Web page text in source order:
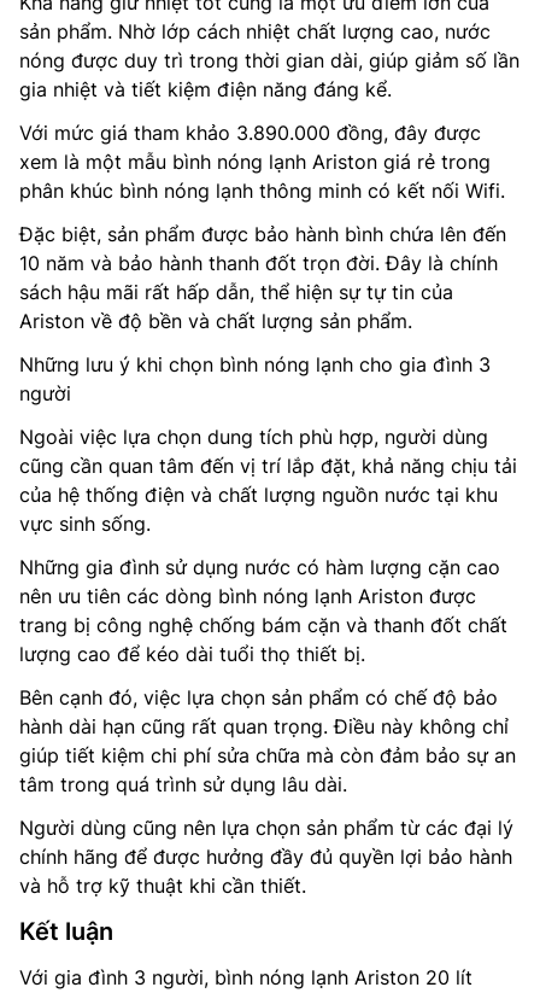
sản phẩm. Nhờ lớp cách nhiệt chất lượng cao, nước
nóng được duy trì trong thời gian dài, giúp giảm số lần
gia nhiệt và tiết kiệm điện năng đáng kể.
Với mức giá tham khảo 3.890.000 đồng, đây được
xem là một mẫu bình nóng lạnh Ariston giá rẻ trong
phân khúc bình nóng lạnh thông minh có kết nối Wifi.
Đặc biệt, sản phẩm được bảo hành bình chứa lên đến
10 năm và bảo hành thanh đốt trọn đời. Đây là chính
sách hậu mãi rất hấp dẫn, thể hiện sự tự tin của
Ariston về độ bền và chất lượng sản phẩm.
Những lưu ý khi chọn bình nóng lạnh cho gia đình 3
người
Ngoài việc lựa chọn dung tích phù hợp, người dùng
cũng cần quan tâm đến vị trí lắp đặt, khả năng chịu tải
của hệ thống điện và chất lượng nguồn nước tại khu
vực sinh sống.
Những gia đình sử dụng nước có hàm lượng cặn cao
nên ưu tiên các dòng bình nóng lạnh Ariston được
trang bị công nghệ chống bám cặn và thanh đốt chất
lượng cao để kéo dài tuổi thọ thiết bị.
Bên cạnh đó, việc lựa chọn sản phẩm có chế độ bảo
hành dài hạn cũng rất quan trọng. Điều này không chỉ
giúp tiết kiệm chi phí sửa chữa mà còn đảm bảo sự an
tâm trong quá trình sử dụng lâu dài.
Người dùng cũng nên lựa chọn sản phẩm từ các đại lý
chính hãng để được hưởng đầy đủ quyền lợi bảo hành
và hỗ trợ kỹ thuật khi cần thiết.
Kết luận
Với gia đình 3 người, bình nóng lạnh Ariston 20 lít